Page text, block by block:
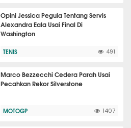
Opini Jessica Pegula Tentang Servis
Alexandra Eala Usai Final Di
Washington
TENIS 491
Marco Bezzecchi Cedera Parah Usai
Pecahkan Rekor Silverstone
MOTOGP 1407